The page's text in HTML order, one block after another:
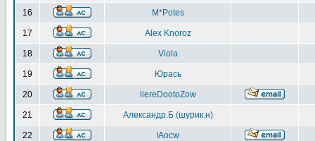
16 M*Potes
17 Alex Knoroz
18 Viola
19 Юрась
20 liereDootoZow
21 Александр.Б (шурик.н)
22 !Aocw